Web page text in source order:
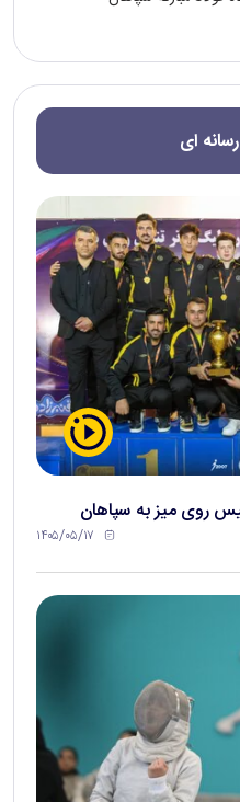
ای
روی میز به سپاهان
۱۴۰۵/۰۵/۱۷